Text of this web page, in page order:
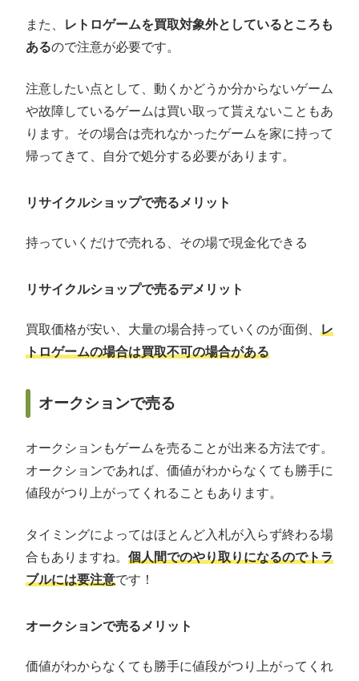
また、
レトロゲームを買取対象外としているところも
あるので注意が必要です。
注意したい点として、動くかどうか分からないゲーム
や故障しているゲームは買い取って貰えないこともあ
ります。その場合は売れなかったゲームを家に持って
帰ってきて、自分で処分する必要があります。
リサイクルショップで売るメリット
持っていくだけで売れる、その場で現金化できる
リサイクルショップで売るデメリット
買取価格が安い、大量の場合持っていくのが面倒、 レ
トロゲームの場合は買取不可の場合がある
オークションで売る
オークションもゲームを売ることが出来る方法です。
オークションであれば、価値がわからなくても勝手に
値段がつり上がってくれることもあります。
タイミングによってはほとんど入札が入らず終わる場
合もありますね。 個人間でのやり取りになるのでトラ
ブルには要注意です！
オークションで売るメリット
価値がわからなくても勝手に値段がつり上がってくれ